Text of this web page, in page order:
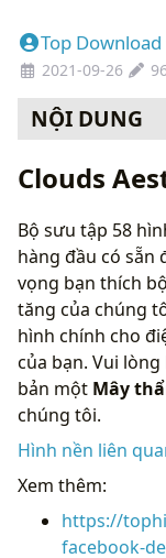
Top Download
2021-09-26
NỘI DUNG
Clouds
Bộ sưu tập 58
hàng đầu có sẵn
vọng bạn thích
tăng của chúng
hình chính cho
của bạn. Vui
bản một Mây
chúng tôi.
Hình nền liên
Xem thêm:
https://
facebook-